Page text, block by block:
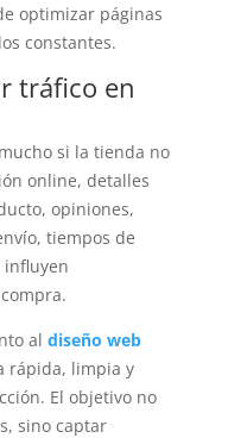
optimizar páginas
constantes.
tráfico en
si la tienda no
online, detalles
opiniones,
tiempos de
influyen
al diseño web
rápida, limpia y
El objetivo no
sino captar